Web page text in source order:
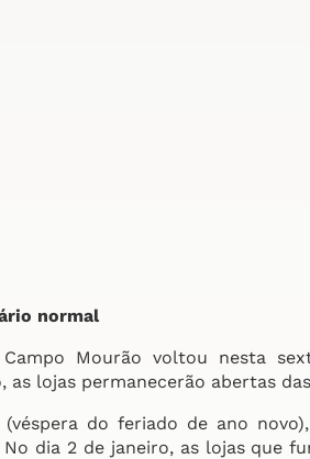
normal
Mourão voltou nesta
lojas permanecerão abertas
do feriado de ano
dia 2 de janeiro, as lojas que